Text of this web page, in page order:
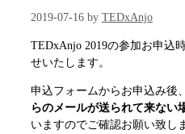
2019-07-16 by TEDxAnjo
TEDxAnjo 2019の参加お申込
せいたします。
申込フォームからお申込み後
らのメールが送られて来ない
いますのでご確認お願い致し